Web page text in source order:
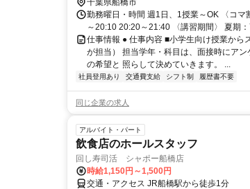
千葉県船橋市
勤務曜日・時間 週1日、1授業～OK 〈コ
～20:10 20:20～21:40 〈講習期間〉 夏期
仕事情報 ● 仕事内容 ■小学生向け授業から
が担当） 担当学年・科目は、面接時にア
の希望と 照らして決めていきます。 ...
社員登用あり 交通費支給 シフト制 履歴書不要
同じ企業の求人
アルバイト・パート
飲食店のホールスタッフ
回し寿司活 シャポー船橋店
時給1,150円～1,500円
交通・アクセス JR船橋駅から徒歩1分